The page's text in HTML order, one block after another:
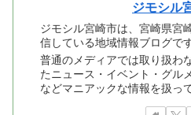
ジモシル
ジモシル宮崎市は、宮崎県宮
信している地域情報ブログです
普通のメディアでは取り扱わ
たニュース・イベント・グル
などマニアックな情報を扱っ